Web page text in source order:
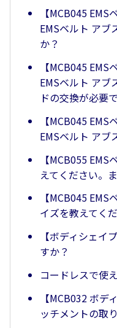
【MCB045
EMSベルト アブ
か？
【MCB045
EMSベルト アブ
ドの交換が必要
【MCB045
EMSベルト アブ
【MCB055
えてください。
【MCB045
イズを教えてく
【ボディシェイ
すか？
コードレスで使
【MCB032 ボ
ッチメントの取